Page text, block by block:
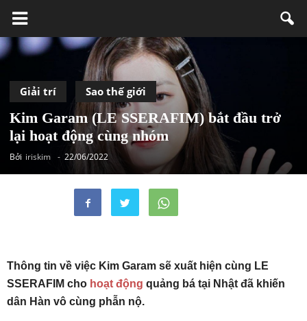
Giải trí Sao thế giới
Kim Garam (LE SSERAFIM) bắt đầu trở
lại hoạt động cùng nhóm
Bởi iriskim - 22/06/2022
Thông tin về việc Kim Garam sẽ xuất hiện cùng LE
SSERAFIM cho hoạt động quảng bá tại Nhật đã khiến
dân Hàn vô cùng phẫn nộ.